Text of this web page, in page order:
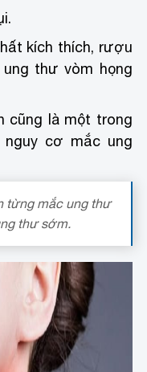
kích thích, rượu
thư vòm họng
cũng là một trong
cơ mắc ung
từng mắc ung thư
thư sớm.